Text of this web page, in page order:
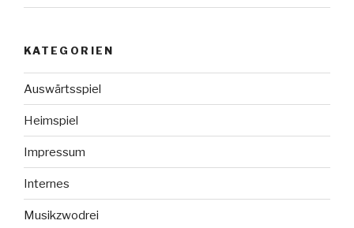
KATEGORIEN
Auswärtsspiel
Heimspiel
Impressum
Internes
Musikzwodrei